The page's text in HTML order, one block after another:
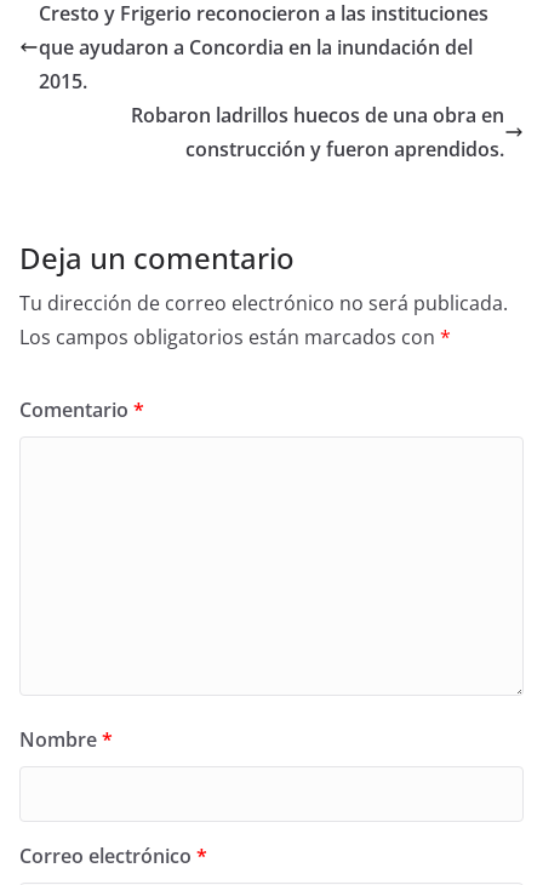
Cresto y Frigerio reconocieron a las instituciones
que ayudaron a Concordia en la inundación del
2015.
Robaron ladrillos huecos de una obra en
construcción y fueron aprendidos.
Deja un comentario
Tu dirección de correo electrónico no será publicada.
Los campos obligatorios están marcados con *
Comentario *
Nombre*
Correo electrónico *